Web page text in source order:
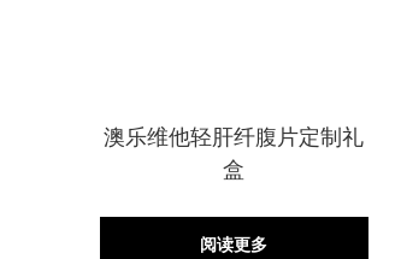
澳乐维他轻肝纤腹片定制礼
盒
阅读更多